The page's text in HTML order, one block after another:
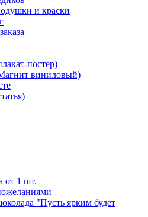
и краски
постер)
виниловый)
от 1 шт.
"Пусть ярким будет